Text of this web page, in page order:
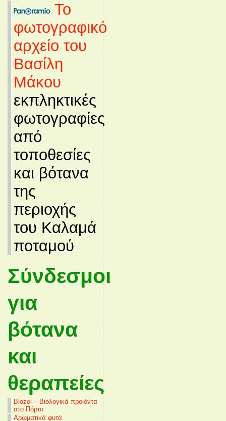
Το
φωτογραφικό
αρχείο του
Βασίλη
Μάκου
εκπληκτικές
φωτογραφίες
από
τοποθεσίες
και βότανα
της
περιοχής
του Καλαμά
ποταμού
Σύνδεσμοι
για
βότανα
και
θεραπείες
Biozoi – Βιολογικά προιόντα
στο Πόρτο
Αρωματικά φυτά